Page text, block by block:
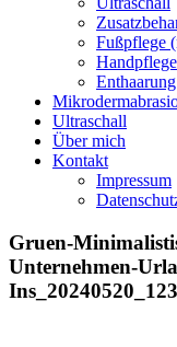
Fußpflege
Handpflege
Enthaarung
Ultraschall
Über mich
Kontakt
Impressum
Gruen-
Unternehmen-